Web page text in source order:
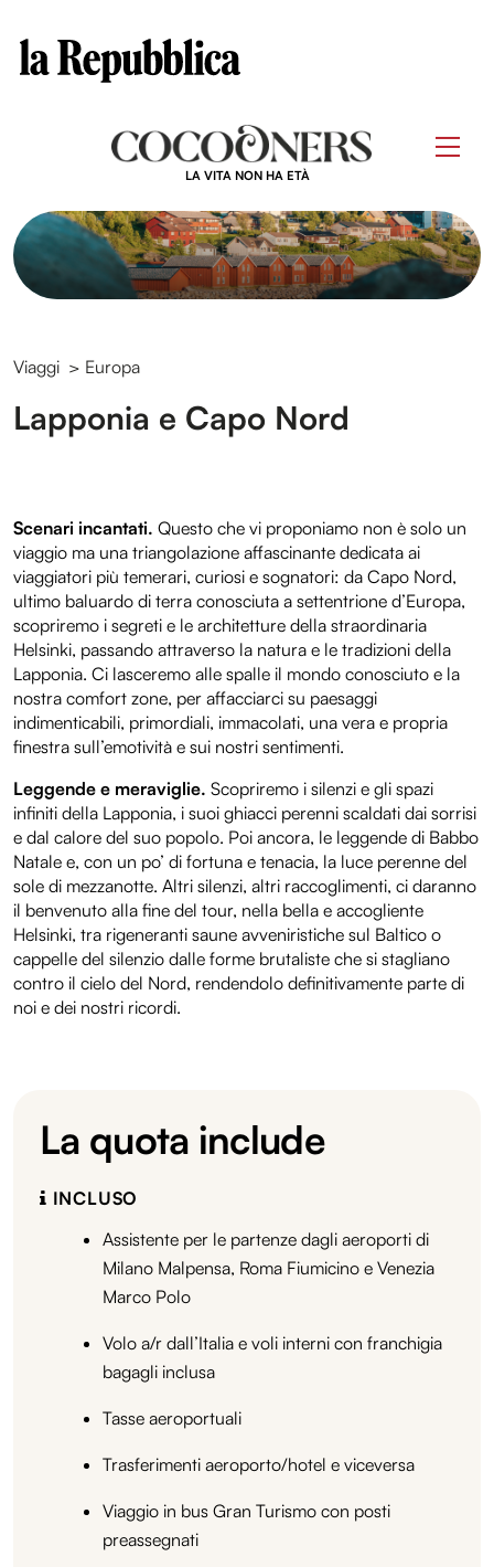
LA VITA NON HA ETÀ
Viaggi > Europa
Lapponia e Capo Nord
Scenari incantati. Questo che vi proponiamo non è solo un
viaggio ma una triangolazione affascinante dedicata ai
viaggiatori più temerari, curiosi e sognatori: da Capo Nord,
ultimo baluardo di terra conosciuta a settentrione d’Europa,
scopriremo i segreti e le architetture della straordinaria
Helsinki, passando attraverso la natura e le tradizioni della
Lapponia. Ci lasceremo alle spalle il mondo conosciuto e la
nostra comfort zone, per affacciarci su paesaggi
indimenticabili, primordiali, immacolati, una vera e propria
finestra sull’emotività e sui nostri sentimenti.
Leggende e meraviglie. Scopriremo i silenzi e gli spazi
infiniti della Lapponia, i suoi ghiacci perenni scaldati dai sorrisi
e dal calore del suo popolo. Poi ancora, le leggende di Babbo
Natale e, con un po’ di fortuna e tenacia, la luce perenne del
sole di mezzanotte. Altri silenzi, altri raccoglimenti, ci daranno
il benvenuto alla fine del tour, nella bella e accogliente
Helsinki, tra rigeneranti saune avveniristiche sul Baltico o
cappelle del silenzio dalle forme brutaliste che si stagliano
contro il cielo del Nord, rendendolo definitivamente parte di
noi e dei nostri ricordi.
La quota include
INCLUSO
Assistente per le partenze dagli aeroporti di
Milano Malpensa, Roma Fiumicino e Venezia
Marco Polo
Volo a/r dall’Italia e voli interni con franchigia
bagagli inclusa
Tasse aeroportuali
Trasferimenti aeroporto/hotel e viceversa
Viaggio in bus Gran Turismo con posti
preassegnati